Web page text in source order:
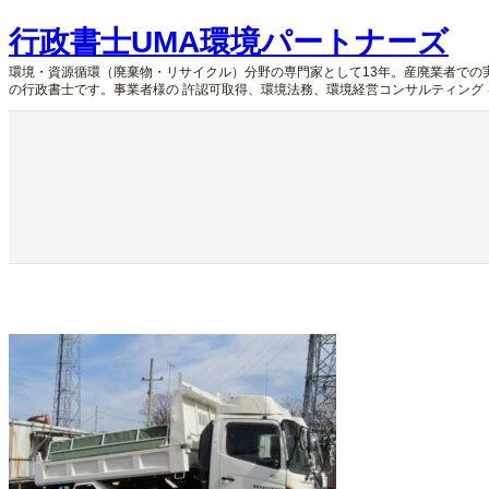
容
を
ス
キ
行政書士UMA環境パートナーズ
環境・資源循環（廃棄物・リサイクル）分野の専門家として13年。産廃業者で
の行政書士です。事業者様の 許認可取得、環境法務、環境経営コンサルティン